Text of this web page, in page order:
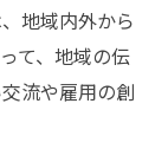
地域内外から
て、地域の伝
流や雇用の創